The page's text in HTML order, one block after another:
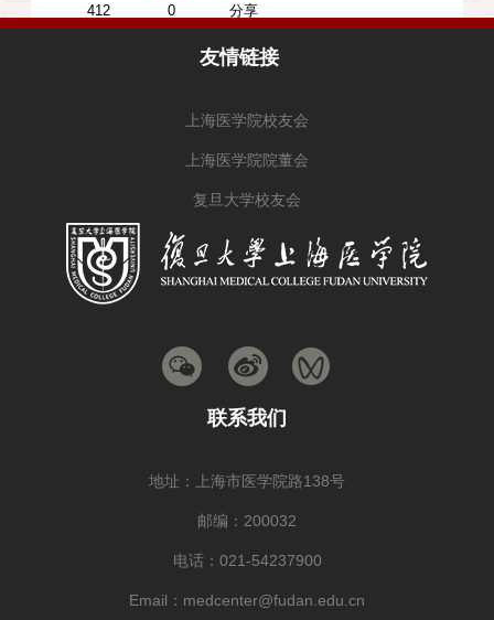
412 0 分享
友情链接
上海医学院校友会
上海医学院院董会
复旦大学校友会
联系我们
地址：上海市医学院路138号
邮编：200032
电话：021-54237900
Email：medcenter@fudan.edu.cn